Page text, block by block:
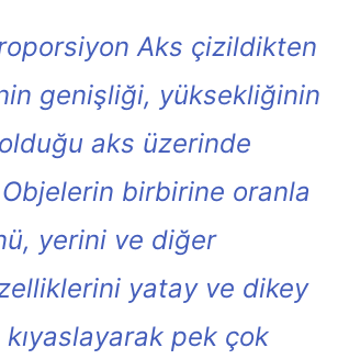
Aks çizildikten
genişliği, yüksekliğinin
aks üzerinde
birbirine oranla
yerini ve diğer
yatay ve dikey
pek çok